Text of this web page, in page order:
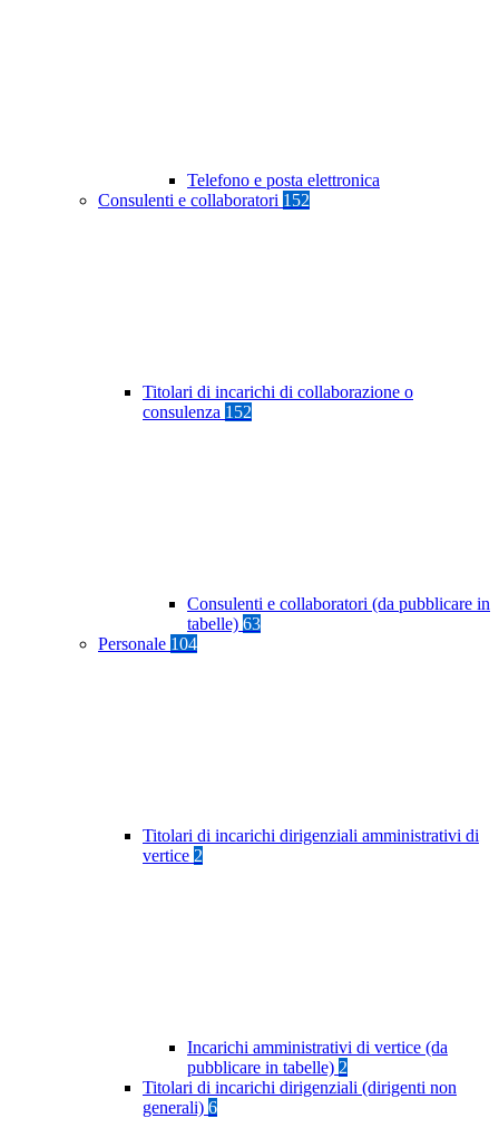
Telefono e posta elettronica
Consulenti e collaboratori 152
Titolari di incarichi di collaborazione o
consulenza 152
Consulenti e collaboratori (da pubblicare in
tabelle) 63
Personale 104
Titolari di incarichi dirigenziali amministrativi di
vertice 2
Incarichi amministrativi di vertice (da
pubblicare in tabelle) 2
Titolari di incarichi dirigenziali (dirigenti non
generali) 6